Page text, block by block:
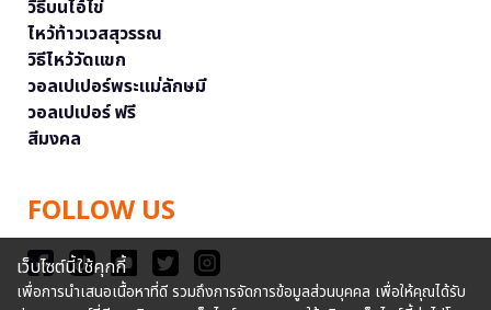
วิธีบนไอ้ไข่
ไหว้ท้าวเวสสุวรรณ
วิธีไหว้วัดแขก
วอลเปเปอร์พระแม่ลักษมี
วอลเปเปอร์ ฟรี
สีมงคล
FOLLOW US
เว็บไซต์นี้ใช้คุกกี้
เพื่อการนำเสนอเนื้อหาที่ดี รวมถึงการจัดการข้อมูลส่วนบุคคล เพื่อให้คุณได้รับ